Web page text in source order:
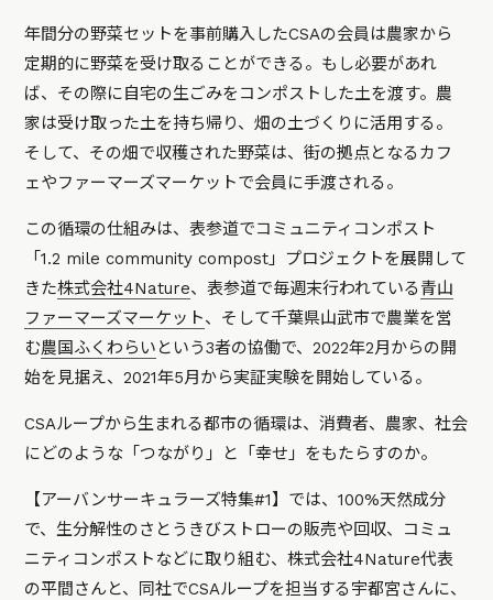
年間分の野菜セットを事前購入したCSAの会員は農家から
定期的に野菜を受け取ることができる。もし必要があれ
ば、その際に自宅の生ごみをコンポストした土を渡す。農
家は受け取った土を持ち帰り、畑の土づくりに活用する。
そして、その畑で収穫された野菜は、街の拠点となるカフ
ェやファーマーズマーケットで会員に手渡される。
この循環の仕組みは、表参道でコミュニティコンポスト
「1.2 mile community compost」プロジェクトを展開して
きた株式会社4Nature、表参道で毎週末行われている青山
ファーマーズマーケット、そして千葉県山武市で農業を営
む農国ふくわらい という3者の協働で、2022年2月からの開
始を見据え、2021年5月から実証実験を開始している。
CSAループから生まれる都市の循環は、消費者、農家、社会
にどのような「つながり」と「幸せ」をもたらすのか。
【アーバンサーキュラーズ特集#1】では、100%天然成分
で、生分解性のさとうきびストローの販売や回収、コミュ
ニティコンポストなどに取り組む、株式会社4Nature代表
の平間さんと、同社でCSAループを担当する宇都宮さんに、